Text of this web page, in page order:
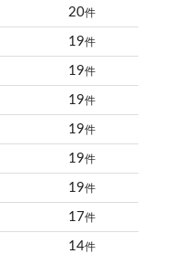
20件
19件
19件
19件
19件
19件
19件
17件
14件